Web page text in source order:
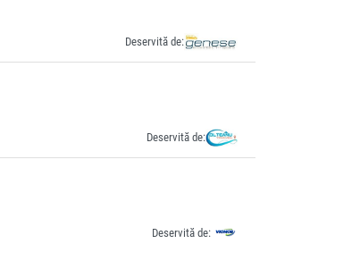
Deservită de:
Deservită de:
Deservită de: